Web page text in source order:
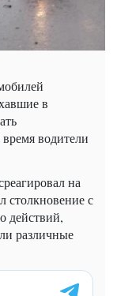
в
водители
на
столкновение с
действий,
различные